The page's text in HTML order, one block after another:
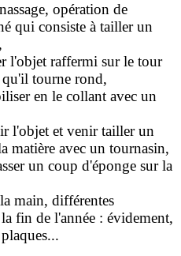
opération de
qui consiste à tailler un
l'objet raffermi sur le tour
tourne rond,
en le collant avec un
l'objet et venir tailler un
matière avec un tournasin,
un coup d'éponge sur la
main, différentes
fin de l'année : évidement,